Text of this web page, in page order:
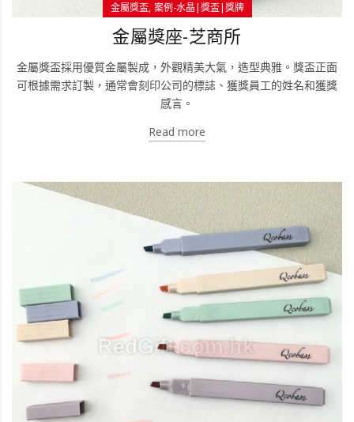
金屬獎盃 案例-水晶|獎盃|獎牌
金屬獎座-芝商所
金屬獎盃採用優質金屬製成，外觀精美大氣，造型典雅。獎盃正面
可根據需求訂製，通常會刻印公司的標誌、獲獎員工的姓名和獲獎
感言。
Read more